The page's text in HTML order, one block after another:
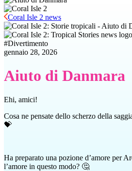
Coral Isle 2 news
#Divertimento
gennaio 28, 2026
Aiuto di Danmara
Ehi, amici!
Cosa ne pensate dello scherzo della
💝
Ha preparato una pozione d’amore per
l’amore in questo modo? 🤔